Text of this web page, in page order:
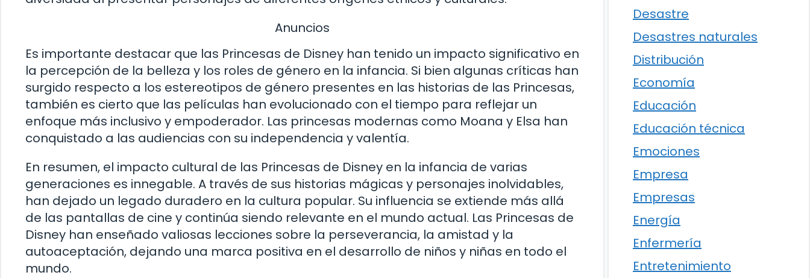
Anuncios
Es importante destacar que las Princesas de Disney han tenido un impacto significativo en
la percepción de la belleza y los roles de género en la infancia. Si bien algunas críticas han
surgido respecto a los estereotipos de género presentes en las historias de las Princesas,
también es cierto que las películas han evolucionado con el tiempo para reflejar un
enfoque más inclusivo y empoderador. Las princesas modernas como Moana y Elsa han
conquistado a las audiencias con su independencia y valentía.
En resumen, el impacto cultural de las Princesas de Disney en la infancia de varias
generaciones es innegable. A través de sus historias mágicas y personajes inolvidables,
han dejado un legado duradero en la cultura popular. Su influencia se extiende más allá
de las pantallas de cine y continúa siendo relevante en el mundo actual. Las Princesas de
Disney han enseñado valiosas lecciones sobre la perseverancia, la amistad y la
autoaceptación, dejando una marca positiva en el desarrollo de niños y niñas en todo el
mundo.
Desastre
Desastres naturales
Distribución
Economía
Educación
Educación técnica
Emociones
Empresa
Empresas
Energía
Enfermería
Entretenimiento